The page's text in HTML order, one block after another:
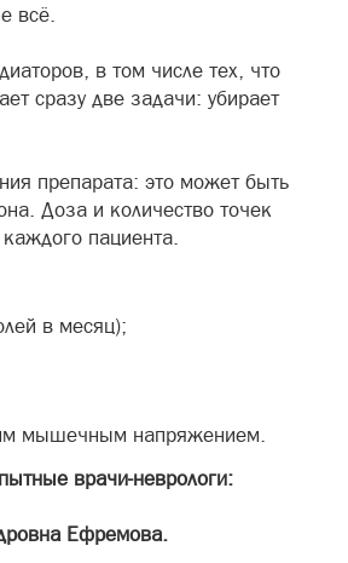
всё.
в том числе тех, что
сразу две задачи: убирает
препарата: это может быть
Доза и количество точек
пациента.
в месяц);
мышечным напряжением.
врачи-неврологи:
Ефремова.